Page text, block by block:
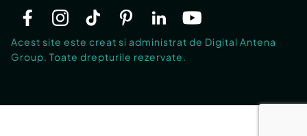
Acest site este creat si administrat de Digital Antena
Group. Toate drepturile rezervate.